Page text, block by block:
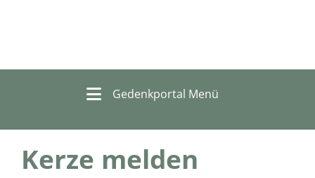
Gedenkportal Menü
Kerze melden